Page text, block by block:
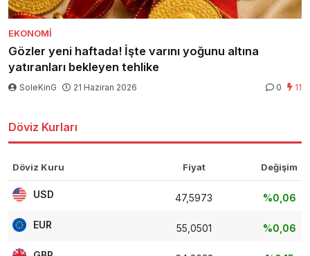
EKONOMI
Gözler yeni haftada! İşte varını yoğunu altına
yatıranları bekleyen tehlike
SoleKinG 21 Haziran 2026 0 11
Döviz Kurları
Döviz Kuru Fiyat Değişim
USD 47,5973 %0,06
EUR 55,0501 %0,06